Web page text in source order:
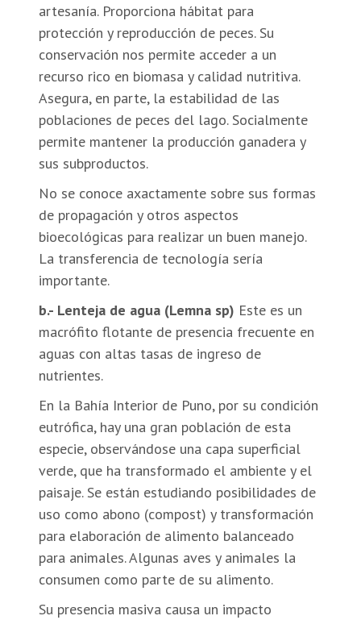
artesanía. Proporciona hábitat para
protección y reproducción de peces. Su
conservación nos permite acceder a un
recurso rico en biomasa y calidad nutritiva.
Asegura, en parte, la estabilidad de las
poblaciones de peces del lago. Socialmente
permite mantener la producción ganadera y
sus subproductos.
No se conoce axactamente sobre sus formas
de propagación y otros aspectos
bioecológicas para realizar un buen manejo.
La transferencia de tecnología sería
importante.
b.- Lenteja de agua (Lemna sp) Este es un
macrófito flotante de presencia frecuente en
aguas con altas tasas de ingreso de
nutrientes.
En la Bahía Interior de Puno, por su condición
eutrófica, hay una gran población de esta
especie, observándose una capa superficial
verde, que ha transformado el ambiente y el
paisaje. Se están estudiando posibilidades de
uso como abono (compost) y transformación
para elaboración de alimento balanceado
para animales. Algunas aves y animales la
consumen como parte de su alimento.
Su presencia masiva causa un impacto